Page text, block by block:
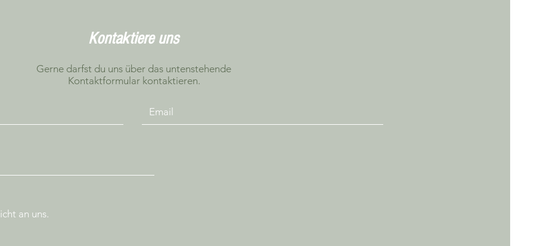
Kontaktiere uns
Gerne darfst du uns über das untenstehende
Kontaktformular kontaktieren.